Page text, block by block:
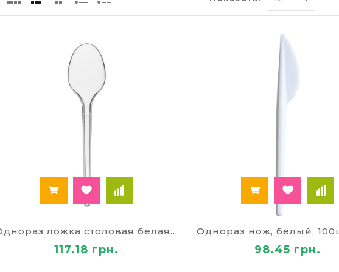
которой не стыдно подать яства и на бизнес-встрече.
И пластик, и картон в одноразовой посуде соответствуют
Стаканы и тарелки разделяются на 2 вида: для холодных
В интернет-магазине вы можете выбрать цвет и размер
ограничен ассортимент). Можно выбрать продукцию с
Остатки еды при домашнем употреблении можно
еде подогреть в микроволновке.
Маленький вес, компактность размещения пищи и
неделю заказывать маленькими наборами.
Пластиковые ножи и вилки безопасны для детей: они могут
пораниться столовыми приборами.
Приобретая еду, подаваемую в пластиковой посуде, вы
Заказать одноразовую посуду оптом
Для детских праздников в лагере или празднования дня
Однораз ложка столовая белая 100шт/уп
117.18 грн. 98.45 грн.